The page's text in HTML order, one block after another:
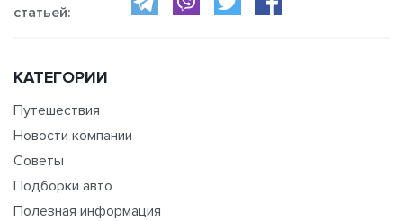
статьей:
КАТЕГОРИИ
Путешествия
Новости компании
Советы
Подборки авто
Полезная информация